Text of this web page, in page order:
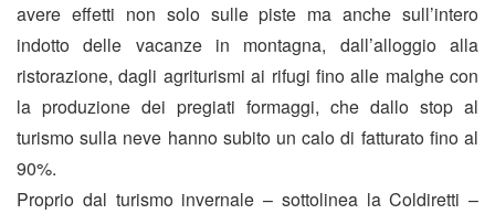
avere effetti non solo sulle piste ma anche sull’intero
indotto delle vacanze in montagna, dall’alloggio alla
ristorazione, dagli agriturismi ai rifugi fino alle malghe con
la produzione dei pregiati formaggi, che dallo stop al
turismo sulla neve hanno subito un calo di fatturato fino al
90%.
Proprio dal turismo invernale – sottolinea la Coldiretti –